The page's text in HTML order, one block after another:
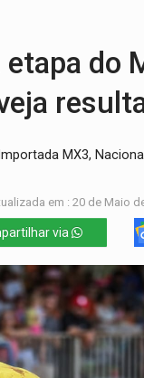
etapa do
MX3,
em : 20 de Maio
via